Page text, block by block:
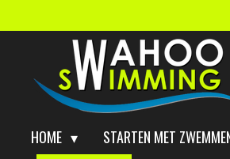
hoofdinhoud
HOME STARTEN MET